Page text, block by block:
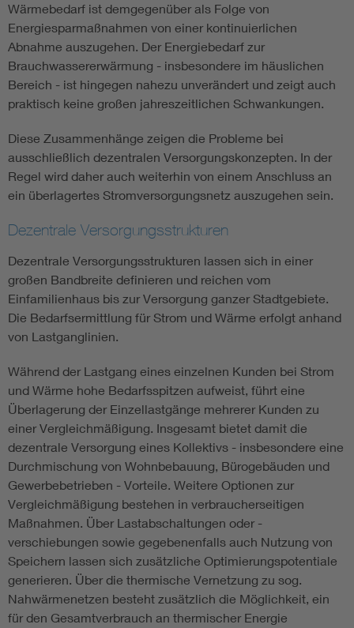
Wärmebedarf ist demgegenüber als Folge von
Energiesparmaßnahmen von einer kontinuierlichen
Abnahme auszugehen. Der Energiebedarf zur
Brauchwassererwärmung - insbesondere im häuslichen
Bereich - ist hingegen nahezu unverändert und zeigt auch
praktisch keine großen jahreszeitlichen Schwankungen.
Diese Zusammenhänge zeigen die Probleme bei
ausschließlich dezentralen Versorgungskonzepten. In der
Regel wird daher auch weiterhin von einem Anschluss an
ein überlagertes Stromversorgungsnetz auszugehen sein.
Dezentrale Versorgungsstrukturen
Dezentrale Versorgungsstrukturen lassen sich in einer
großen Bandbreite definieren und reichen vom
Einfamilienhaus bis zur Versorgung ganzer Stadtgebiete.
Die Bedarfsermittlung für Strom und Wärme erfolgt anhand
von Lastganglinien.
Während der Lastgang eines einzelnen Kunden bei Strom
und Wärme hohe Bedarfsspitzen aufweist, führt eine
Überlagerung der Einzellastgänge mehrerer Kunden zu
einer Vergleichmäßigung. Insgesamt bietet damit die
dezentrale Versorgung eines Kollektivs - insbesondere eine
Durchmischung von Wohnbebauung, Bürogebäuden und
Gewerbebetrieben - Vorteile. Weitere Optionen zur
Vergleichmäßigung bestehen in verbraucherseitigen
Maßnahmen. Über Lastabschaltungen oder -
verschiebungen sowie gegebenenfalls auch Nutzung von
Speichern lassen sich zusätzliche Optimierungspotentiale
generieren. Über die thermische Vernetzung zu sog.
Nahwärmenetzen besteht zusätzlich die Möglichkeit, ein
für den Gesamtverbrauch an thermischer Energie